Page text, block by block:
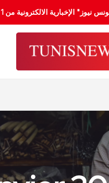
من 1 ماي 2000 إلى 31 جانفي 2012.